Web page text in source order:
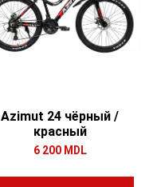
Azimut 24 чёрный /
красный
6 200 MDL